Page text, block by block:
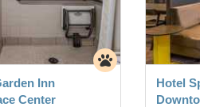
Inn
Center
Hotel